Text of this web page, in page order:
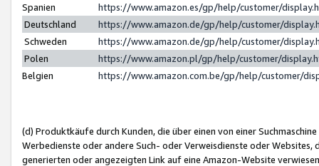
Spanien
https://www.amazon.es/gp/help/customer/
Deutschland
https://www.amazon.de/gp/help/customer/
Schweden
https://www.amazon.de/gp/help/customer/
Polen
https://www.amazon.pl/gp/help/customer/
Belgien
https://www.amazon.com.be/gp/help/customer/
(d) Produktkäufe durch Kunden, die über einen von einer
Werbedienste oder andere Such- oder Verweisdienste oder Websites,
generierten oder angezeigten Link auf eine Amazon-Website